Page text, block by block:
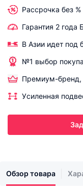
Рассрочка без %
Гарантия 2 года
В Азии идет под
№1 выбор
Премиум-бренд,
Уcиленная
Обзор товара